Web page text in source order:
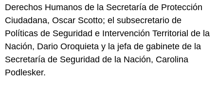
Derechos Humanos de la Secretaría de Protección
Ciudadana, Oscar Scotto; el subsecretario de
Políticas de Seguridad e Intervención Territorial de la
Nación, Dario Oroquieta y la jefa de gabinete de la
Secretaría de Seguridad de la Nación, Carolina
Podlesker.